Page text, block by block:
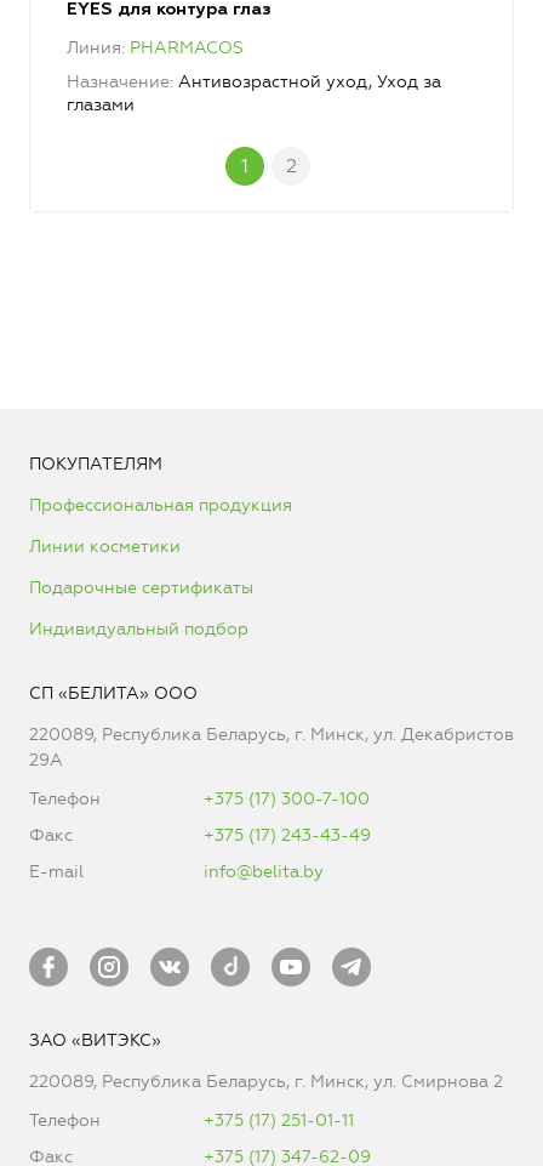
EYES для контура глаз
Линия PHARMACOS
Назначение Антивозрастной уход, Уход за
глазами
1 2
ПОКУПАТЕЛЯМ
Профессиональная продукция
Линии косметики
Подарочные сертификаты
Индивидуальный подбор
СП «БЕЛИТА» ООО
220089, Республика Беларусь, г. Минск, ул. Декабристов
29А
Телефон
+375 (17) 300-7-100
Факс
+375 (17) 243-43-49
E-mail
info@belita.by
ЗАО «ВИТЭКС»
220089, Республика Беларусь, г. Минск, ул. Смирнова 2
Телефон
+375 (17) 251-01-11
Факс
+375 (17) 347-62-09